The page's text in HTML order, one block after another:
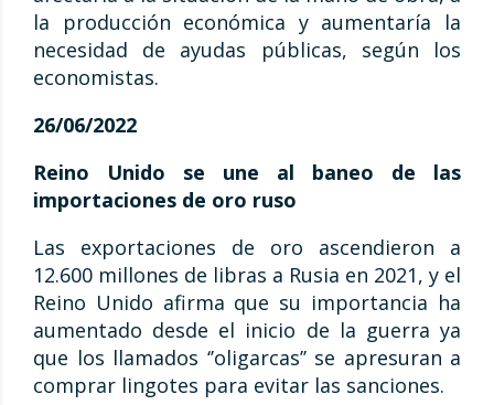
la producción económica y aumentaría la
necesidad de ayudas públicas, según los
economistas.
26/06/2022
Reino Unido se une al baneo de las
importaciones de oro ruso
Las exportaciones de oro ascendieron a
12.600 millones de libras a Rusia en 2021, y el
Reino Unido afirma que su importancia ha
aumentado desde el inicio de la guerra ya
que los llamados ‘’oligarcas’’ se apresuran a
comprar lingotes para evitar las sanciones.